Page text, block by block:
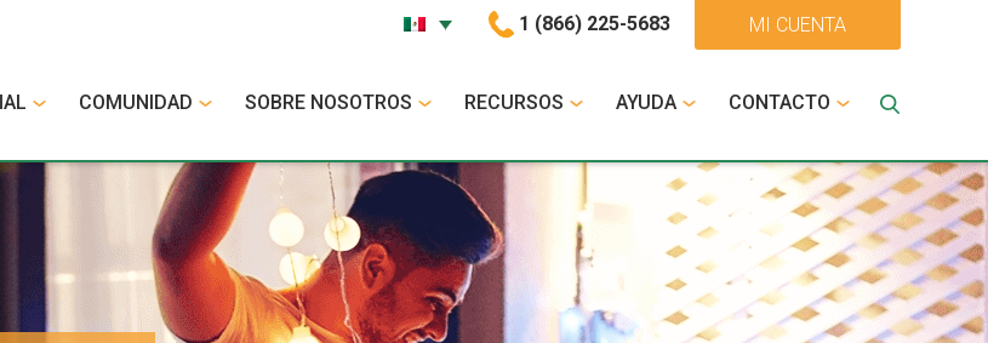
1 (866) 225-5683 MI CUENTA
COMUNIDAD SOBRE NOSOTROS RECURSOS AYUDA CONTACTO